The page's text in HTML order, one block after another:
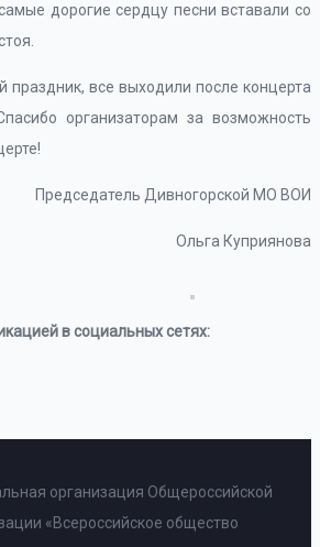
дорогие сердцу песни вставали со
праздник, все выходили после концерта
организаторам за возможность
Председатель Дивногорской МО ВОИ
Ольга Куприянова
в социальных сетях:
организация Общероссийской
«Всероссийское общество